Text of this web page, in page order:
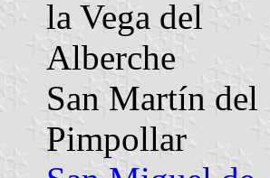
la Vega del
Alberche
San Martín del
Pimpollar